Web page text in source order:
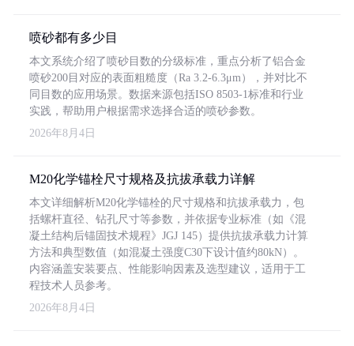
喷砂都有多少目
本文系统介绍了喷砂目数的分级标准，重点分析了铝合金
喷砂200目对应的表面粗糙度（Ra 3.2-6.3μm），并对比不
同目数的应用场景。数据来源包括ISO 8503-1标准和行业
实践，帮助用户根据需求选择合适的喷砂参数。
2026年8月4日
M20化学锚栓尺寸规格及抗拔承载力详解
本文详细解析M20化学锚栓的尺寸规格和抗拔承载力，包
括螺杆直径、钻孔尺寸等参数，并依据专业标准（如《混
凝土结构后锚固技术规程》JGJ 145）提供抗拔承载力计算
方法和典型数值（如混凝土强度C30下设计值约80kN）。
内容涵盖安装要点、性能影响因素及选型建议，适用于工
程技术人员参考。
2026年8月4日